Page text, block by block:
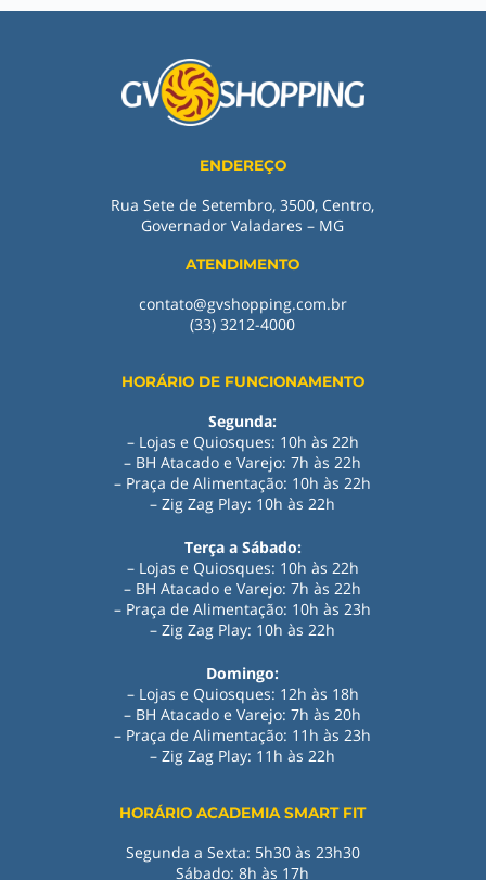
ENDEREÇO
Rua Sete de Setembro, 3500, Centro,
Governador Valadares – MG
ATENDIMENTO
contato@gvshopping.com.br
(33) 3212-4000
HORÁRIO DE FUNCIONAMENTO
Segunda:
– Lojas e Quiosques: 10h às 22h
– BH Atacado e Varejo: 7h às 22h
– Praça de Alimentação: 10h às 22h
– Zig Zag Play: 10h às 22h
Terça a Sábado:
– Lojas e Quiosques: 10h às 22h
– BH Atacado e Varejo: 7h às 22h
– Praça de Alimentação: 10h às 23h
– Zig Zag Play: 10h às 22h
Domingo:
– Lojas e Quiosques: 12h às 18h
– BH Atacado e Varejo: 7h às 20h
– Praça de Alimentação: 11h às 23h
– Zig Zag Play: 11h às 22h
HORÁRIO ACADEMIA SMART FIT
Segunda a Sexta: 5h30 às 23h30
Sábado: 8h às 17h